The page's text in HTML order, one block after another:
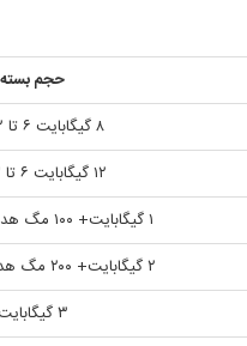
حجم بسته
۸ گیگابایت ۶ تا ۱۲ ظهر
۱۲ گیگابایت ۶ تا ۱۲ ظهر
۱ گیگابایت+ ۱۰۰ مگ هدیه ۶ تا ۱۲ ظهر
۲ گیگابایت+ ۲۰۰ مگ هدیه ۶ تا ۱۲ ظهر
۳ گیگابایت